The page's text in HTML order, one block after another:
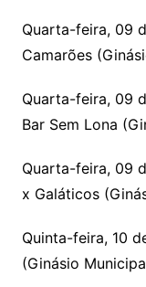
Quarta-feira, 09
Camarões
Quarta-feira, 09
Bar Sem Lona
Quarta-feira, 09
x Galáticos
Quinta-feira, 10
(Ginásio